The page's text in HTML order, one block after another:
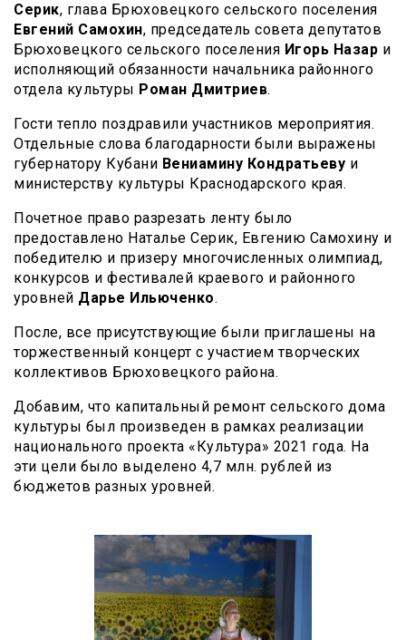
Серик, глава Брюховецкого сельского поселения
Евгений Самохин, председатель совета депутатов
Брюховецкого сельского поселения Игорь Назар и
исполняющий обязанности начальника районного
отдела культуры Роман Дмитриев.
Гости тепло поздравили участников мероприятия.
Отдельные слова благодарности были выражены
губернатору Кубани Вениамину Кондратьеву и
министерству культуры Краснодарского края.
Почетное право разрезать ленту было
предоставлено Наталье Серик, Евгению Самохину и
победителю и призеру многочисленных олимпиад,
конкурсов и фестивалей краевого и районного
уровней Дарье Ильюченко.
После, все присутствующие были приглашены на
торжественный концерт с участием творческих
коллективов Брюховецкого района.
Добавим, что капитальный ремонт сельского дома
культуры был произведен в рамках реализации
национального проекта «Культура» 2021 года. На
эти цели было выделено 4,7 млн. рублей из
бюджетов разных уровней.